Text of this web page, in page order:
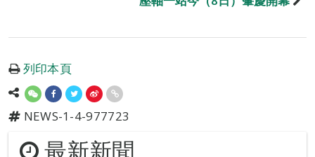
列印本頁
NEWS-1-4-977723
最新新聞